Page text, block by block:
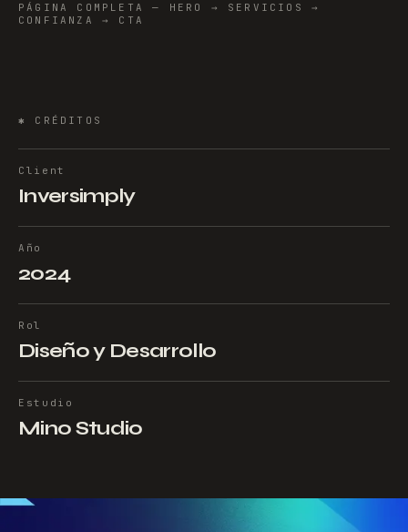
PÁGINA COMPLETA — HERO → SERVICIOS →
CONFIANZA → CTA
✱ CRÉDITOS
Client
Inversimply
Año
2024
Rol
Diseño y Desarrollo
Estudio
Mino Studio